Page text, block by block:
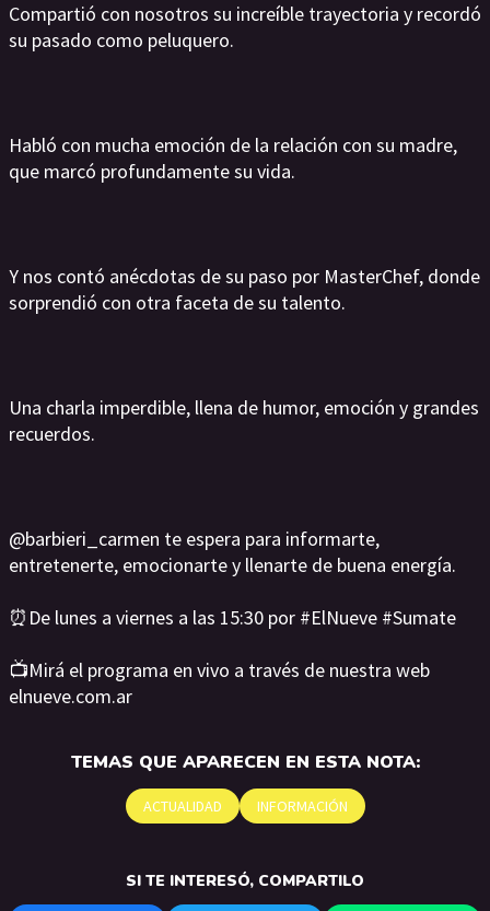
Compartió con nosotros su increíble trayectoria y recordó
su pasado como peluquero.
Habló con mucha emoción de la relación con su madre,
que marcó profundamente su vida.
Y nos contó anécdotas de su paso por MasterChef, donde
sorprendió con otra faceta de su talento.
Una charla imperdible, llena de humor, emoción y grandes
recuerdos.
@barbieri_carmen te espera para informarte,
entretenerte, emocionarte y llenarte de buena energía.
⏰️De lunes a viernes a las 15:30 por #ElNueve #Sumate
📺Mirá el programa en vivo a través de nuestra web
elnueve.com.ar
TEMAS QUE APARECEN EN ESTA NOTA:
ACTUALIDAD INFORMACIÓN
SI TE INTERESÓ, COMPARTILO